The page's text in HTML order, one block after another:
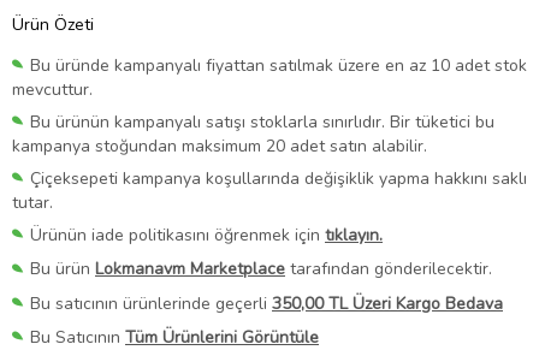
Ürün Özeti
Bu üründe kampanyalı fiyattan satılmak üzere en az 10 adet stok
mevcuttur.
Bu ürünün kampanyalı satışı stoklarla sınırlıdır. Bir tüketici bu
kampanya stoğundan maksimum 20 adet satın alabilir.
Çiçeksepeti kampanya koşullarında değişiklik yapma hakkını saklı
tutar.
Ürünün iade politikasını öğrenmek için tıklayın.
Bu ürün Lokmanavm Marketplace tarafından gönderilecektir.
Bu satıcının ürünlerinde geçerli 350,00 TL Üzeri Kargo Bedava
Bu Satıcının Tüm Ürünlerini Görüntüle